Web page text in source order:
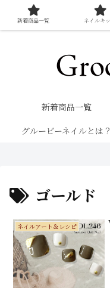
新着商品一覧
グルービーネイルとは？
ゴールド
ネイルアート＆レシピ
新着商品一覧 ネイルキ